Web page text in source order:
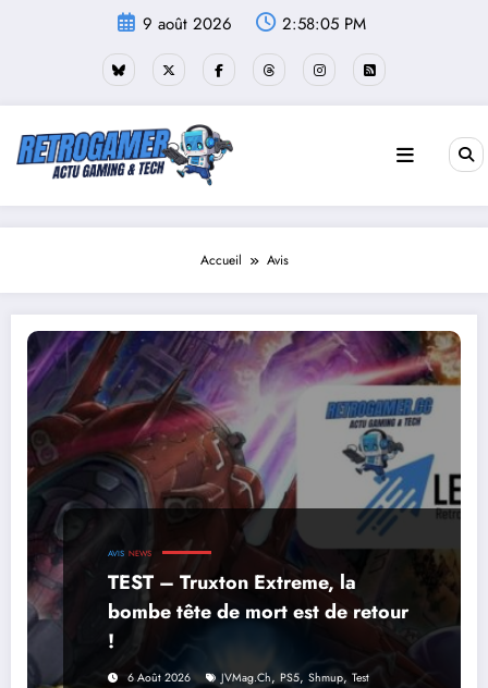
9 août 2026 2:58:06 PM
Accueil Avis
AVIS NEWS
TEST – Truxton Extreme, la
bombe tête de mort est de retour
!
6 Août 2026 JVMag.ch, PS5, Shmup, Test